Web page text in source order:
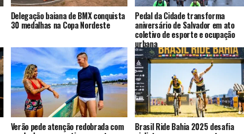
Delegação baiana de BMX conquista
30 medalhas na Copa Nordeste
Pedal da Cidade transforma
aniversário de Salvador em ato
coletivo de esporte e ocupação
urbana
Verão pede atenção redobrada com Brasil Ride Bahia 2025 desafia